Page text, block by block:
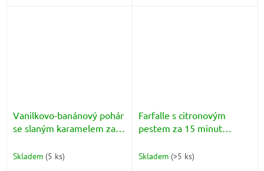
Vanilkovo-banánový pohár
se slaným karamelem za
Vaniglia, Banana e
Skladem (5 ks)
Farfalle s citronovým
pestem za 15 minut
Skladem (>5 ks)